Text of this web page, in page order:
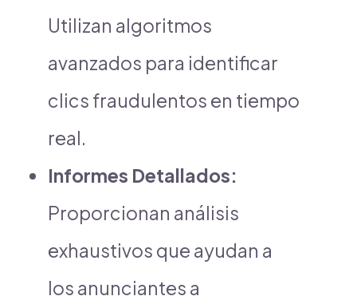
Utilizan algoritmos
avanzados para identificar
clics fraudulentos en tiempo
real.
Informes Detallados:
Proporcionan análisis
exhaustivos que ayudan a
los anunciantes a